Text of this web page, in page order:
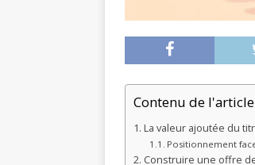
Contenu de l'article
La valeur ajoutée du
Positionnement
Construire une offre